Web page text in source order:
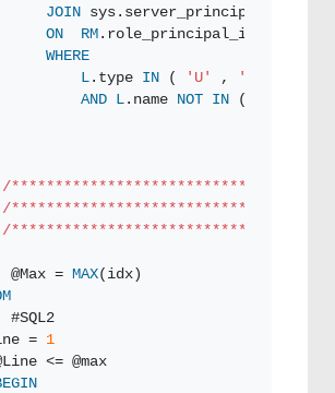
JOIN sys.server_principals
ON
RM .role_principal_id =
WHERE
L .type IN ( 'U' , 'G'
AND L .name NOT IN (
******************************Add
@Max =
MAX(idx)
#SQL2
= 1
<= @max